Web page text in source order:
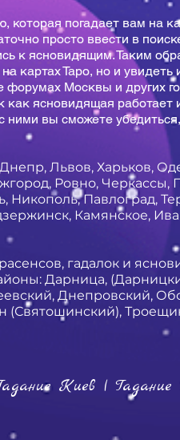
которая погадает вам на
просто ввести в
к ясновидящим. Таким
картах Таро, но и
Москвы и других
ясновидящая работает
ними вы сможете
Львов, Харьков,
Ровно, Черкассы,
Никополь, Павлоград,
Камянское,
гадалок и
Дарница,
Днепровский,
(Святошинский),
Киев | Гадание